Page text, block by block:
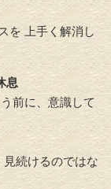
を 上手く解消し
息
前に、 意識して
続けるのではな